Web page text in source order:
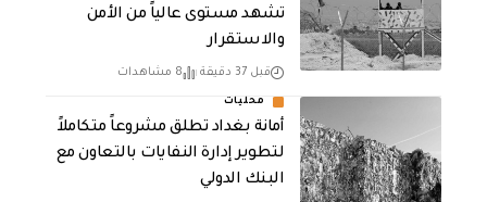
تشهد مستوى عالياً من الأمن
والاستقرار
قبل 37 دقيقة 8 مشاهدات
محليات
أمانة بغداد تطلق مشروعاً متكاملاً
لتطوير إدارة النفايات بالتعاون مع
البنك الدولي